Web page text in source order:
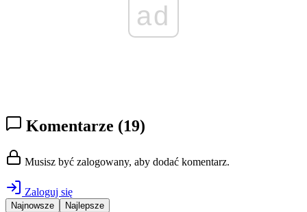
ad
Komentarze (19)
Musisz być zalogowany, aby dodać komentarz.
Zaloguj się
Najnowsze Najlepsze